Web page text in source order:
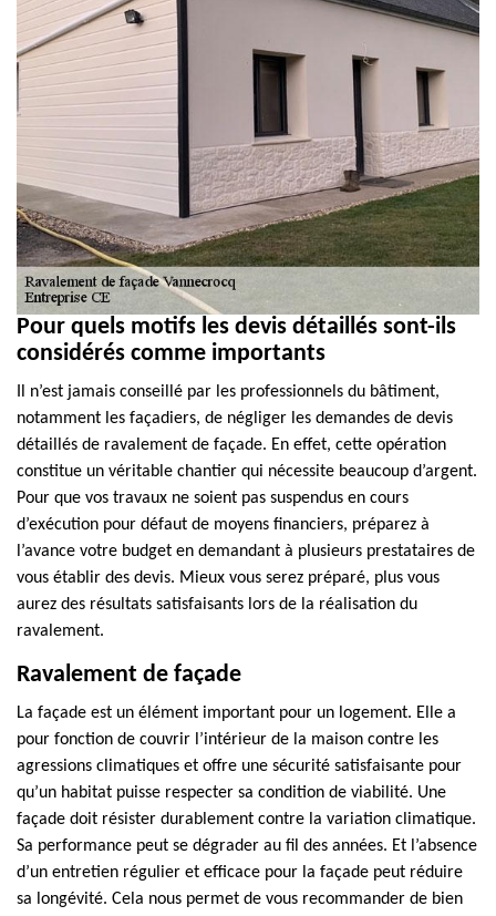
Pour quels motifs les devis détaillés sont-ils
considérés comme importants
Il n’est jamais conseillé par les professionnels du bâtiment,
notamment les façadiers, de négliger les demandes de devis
détaillés de ravalement de façade. En effet, cette opération
constitue un véritable chantier qui nécessite beaucoup d’argent.
Pour que vos travaux ne soient pas suspendus en cours
d’exécution pour défaut de moyens financiers, préparez à
l’avance votre budget en demandant à plusieurs prestataires de
vous établir des devis. Mieux vous serez préparé, plus vous
aurez des résultats satisfaisants lors de la réalisation du
ravalement.
Ravalement de façade
La façade est un élément important pour un logement. Elle a
pour fonction de couvrir l’intérieur de la maison contre les
agressions climatiques et offre une sécurité satisfaisante pour
qu’un habitat puisse respecter sa condition de viabilité. Une
façade doit résister durablement contre la variation climatique.
Sa performance peut se dégrader au fil des années. Et l’absence
d’un entretien régulier et efficace pour la façade peut réduire
sa longévité. Cela nous permet de vous recommander de bien